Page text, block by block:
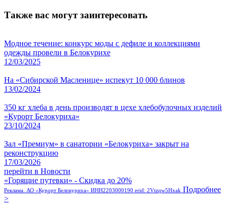
Также вас могут заинтересовать
Модное течение: конкурс моды с дефиле и коллекциями
одежды провели в Белокурихе
12/03/2025
На «Сибирской Масленице» испекут 10 000 блинов
13/02/2024
350 кг хлеба в день производят в цехе хлебобулочных изделий
«Курорт Белокуриха»
23/10/2024
Зал «Премиум» в санатории «Белокуриха» закрыт на
реконструкцию
17/03/2026
перейти в Новости
«Горящие путевки» - Скидка до 20%
Реклама. АО «Курорт Белокуриха» ИНН2203000190 erid: 2Vtzqw5Hxak Подробнее
>